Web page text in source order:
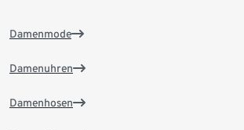
Damenmode
Damenuhren
Damenhosen